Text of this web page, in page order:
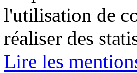
l'utilisation de
réaliser des
Lire les